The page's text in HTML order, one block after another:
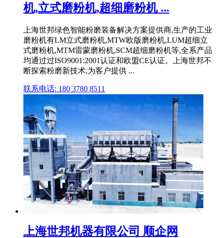
机,立式磨粉机,超细磨粉机 ...
上海世邦绿色智能粉磨装备解决方案提供商,生产的工业
磨粉机有LM立式磨粉机,MTW欧版磨粉机,LUM超细立
式磨粉机,MTM雷蒙磨粉机,SCM超细磨粉机等,全系产品
均通过过ISO9001:2001认证和欧盟CE认证。上海世邦不
断探索粉磨新技术,为客户提供 ...
联系电话: 180 3780 8511
上海世邦机器有限公司 顺企网